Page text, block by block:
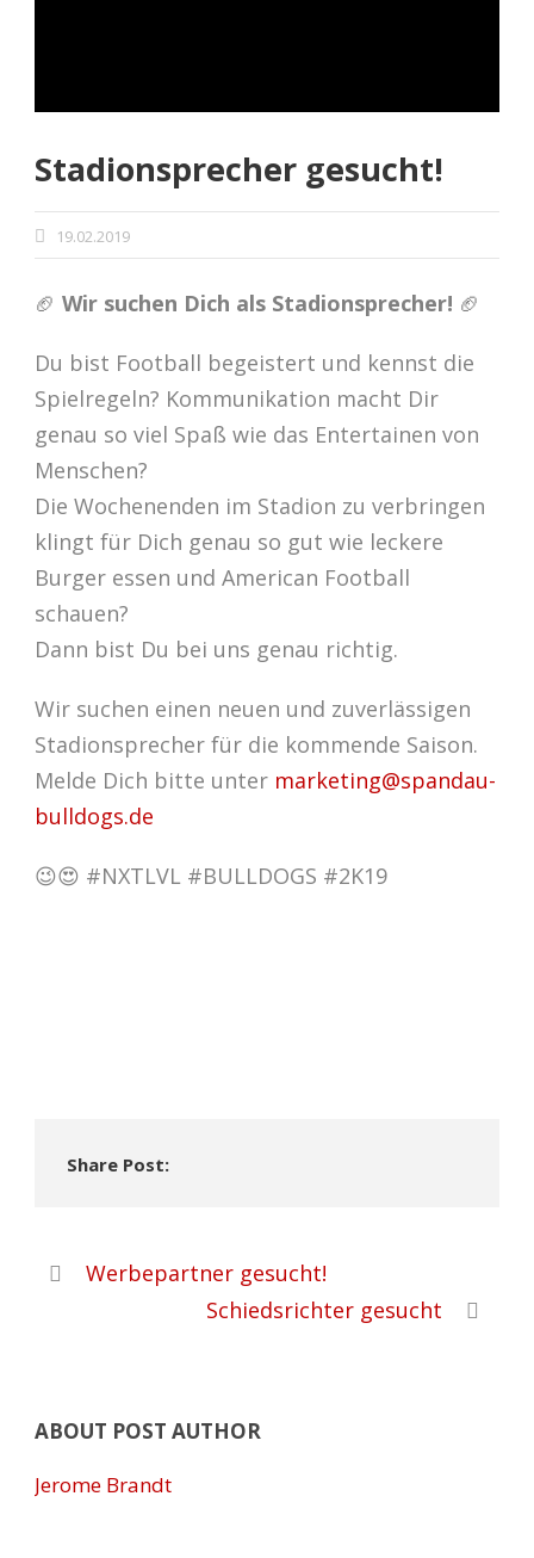
Stadionsprecher gesucht!
19.02.2019
🏈 Wir suchen Dich als Stadionsprecher! 🏈
Du bist Football begeistert und kennst die
Spielregeln? Kommunikation macht Dir
genau so viel Spaß wie das Entertainen von
Menschen?
Die Wochenenden im Stadion zu verbringen
klingt für Dich genau so gut wie leckere
Burger essen und American Football
schauen?
Dann bist Du bei uns genau richtig.
Wir suchen einen neuen und zuverlässigen
Stadionsprecher für die kommende Saison.
Melde Dich bitte unter marketing@spandau-
bulldogs.de
😉😍 #NXTLVL #BULLDOGS #2K19
Share Post:
Werbepartner gesucht!
Schiedsrichter gesucht
ABOUT POST AUTHOR
Jerome Brandt